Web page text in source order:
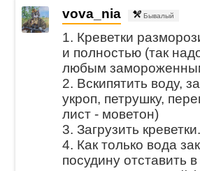
vova_nia Бывалый
1. Креветки
и полностью (так
любым
2. Вскипятить воду,
укроп, петрушку,
лист - моветон)
3. Загрузить креветки.
4. Как только вода
посудину отставить